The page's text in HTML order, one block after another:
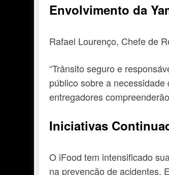
Envolvimento da
Rafael Lourenço, Chefe de
“Trânsito seguro e
público sobre a
entregadores
Iniciativas
O iFood tem intensificado
na prevenção de acidentes.